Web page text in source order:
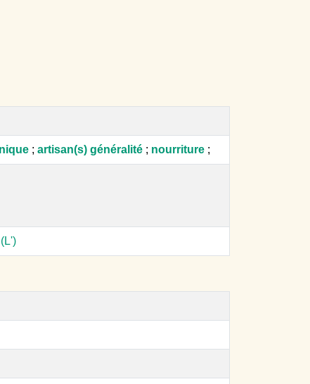
; artisan(s) généralité ; nourriture ;